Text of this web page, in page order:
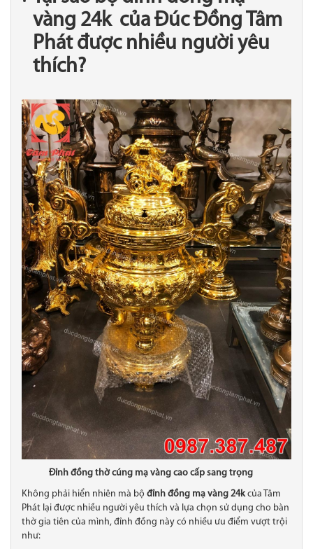
vàng 24k của Đúc Đồng Tâm
Phát được nhiều người yêu
thích?
Đỉnh đồng thờ cúng mạ vàng cao cấp sang trọng
Không phải hiển nhiên mà bộ đỉnh đồng mạ vàng 24k của Tâm
Phát lại được nhiều người yêu thích và lựa chọn sử dụng cho bàn
thờ gia tiên của mình, đỉnh đồng này có nhiều ưu điểm vượt trội
như: